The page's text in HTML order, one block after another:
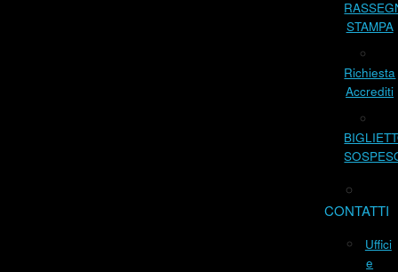
STAMPA
Richiesta
Accrediti
CONTATTI
Uffici
e